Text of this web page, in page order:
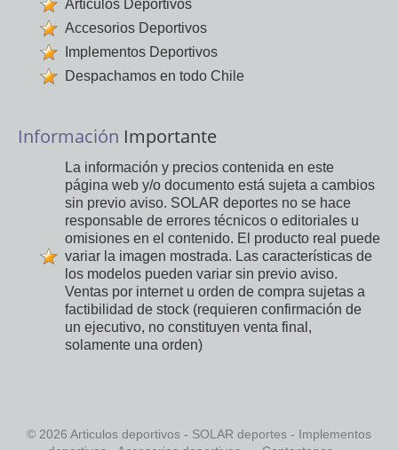
Articulos Deportivos
Accesorios Deportivos
Implementos Deportivos
Despachamos en todo Chile
Información Importante
La información y precios contenida en este
página web y/o documento está sujeta a cambios
sin previo aviso. SOLAR deportes no se hace
responsable de errores técnicos o editoriales u
omisiones en el contenido. El producto real puede
variar la imagen mostrada. Las características de
los modelos pueden variar sin previo aviso.
Ventas por internet u orden de compra sujetas a
factibilidad de stock (requieren confirmación de
un ejecutivo, no constituyen venta final,
solamente una orden)
© 2026 Articulos deportivos - SOLAR deportes - Implementos